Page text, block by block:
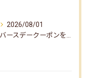
2026/08/01